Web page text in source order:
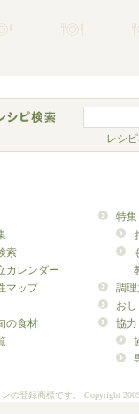
レシ
索
カレンダー
マップ
の食材
特集
調
お
協力
の登録商標です。 Copyright